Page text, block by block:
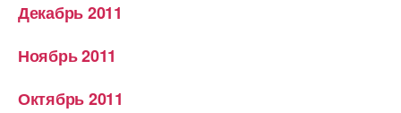
Декабрь 2011
Ноябрь 2011
Октябрь 2011